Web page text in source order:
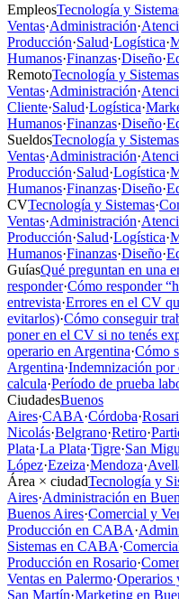
EmpleosTecnología y
Ventas·Administración·
Producción·Salud·Logística·
Humanos·Finanzas·Diseño·
RemotoTecnología y Sistemas
Ventas·Administración·
Cliente·Salud·Logística·
Humanos·Finanzas·Diseño·
SueldosTecnología y Sistemas
Ventas·Administración·
Producción·Salud·Logística·
Humanos·Finanzas·Diseño·
CVTecnología y Sistemas·
Ventas·Administración·
Producción·Salud·Logística·
Humanos·Finanzas·Diseño·
GuíasQué preguntan en una
responder·Cómo responder
entrevista·Errores en el CV
evitarlos)·Cómo conseguir
poner en el CV si no tenés
operario en Argentina·Cómo
Argentina·Indemnización por
calcula·Período de prueba
CiudadesBuenos
Aires·CABA·Córdoba·
Nicolás·Belgrano·Retiro·
Plata·La Plata·Tigre·San
López·Ezeiza·Mendoza·
Área × ciudadTecnología y
Aires·Administración en
Buenos Aires·Comercial y
Producción en CABA·
Sistemas en CABA·
Producción en Rosario·
Ventas en Palermo·Operarios
San Martín·Marketing en